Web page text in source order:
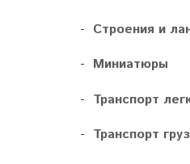
- Строения и
- Миниатюры
- Транспорт
- Транспорт